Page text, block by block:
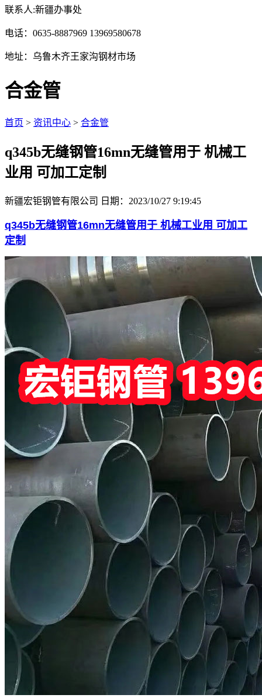
联系人:新疆办事处
电话：0635-8887969 13969580678
地址：乌鲁木齐王家沟钢材市场
合金管
首页 > 资讯中心 > 合金管
q345b无缝钢管16mn无缝管用于 机械工
业用 可加工定制
新疆宏钜钢管有限公司 日期：2023/10/27 9:19:45
q345b无缝钢管16mn无缝管用于 机械工业用 可加工
定制